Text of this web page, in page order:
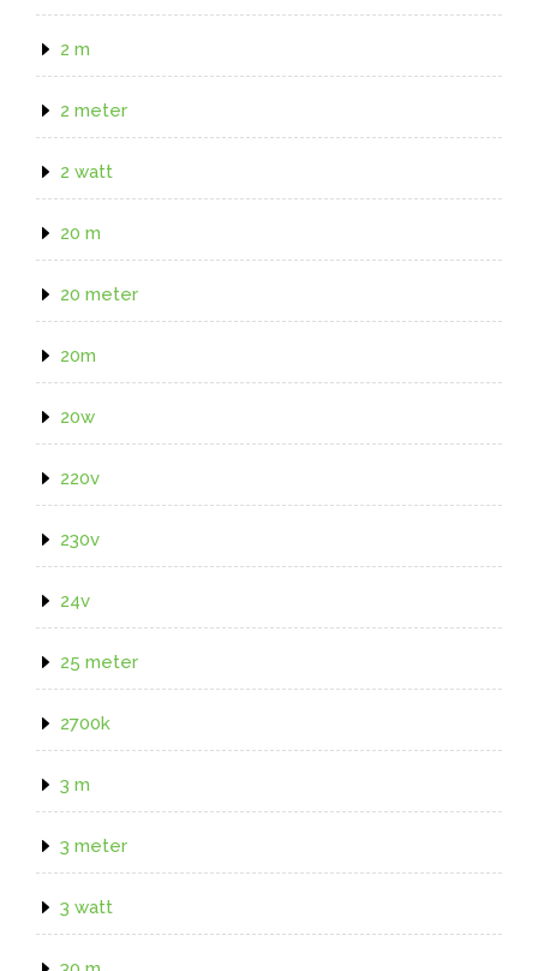
2 m
2 meter
2 watt
20 m
20 meter
20m
20w
220v
230v
24v
25 meter
2700k
3 m
3 meter
3 watt